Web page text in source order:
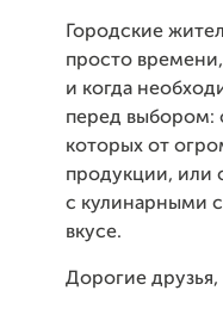
Городские
просто
и когда
перед выбором:
которых от
продукции, или
с кулинарными
вкусе.
Дорогие